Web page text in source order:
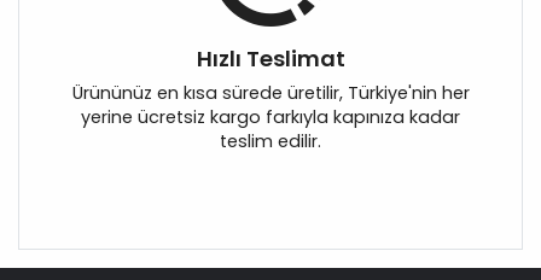
Hızlı Teslimat
Ürününüz en kısa sürede üretilir, Türkiye'nin her
yerine ücretsiz kargo farkıyla kapınıza kadar
teslim edilir.